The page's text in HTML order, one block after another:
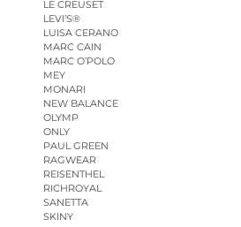
LE CREUSET
LEVI’S®
LUISA CERANO
MARC CAIN
MARC O’POLO
MEY
MONARI
NEW BALANCE
OLYMP
ONLY
PAUL GREEN
RAGWEAR
REISENTHEL
RICHROYAL
SANETTA
SKINY